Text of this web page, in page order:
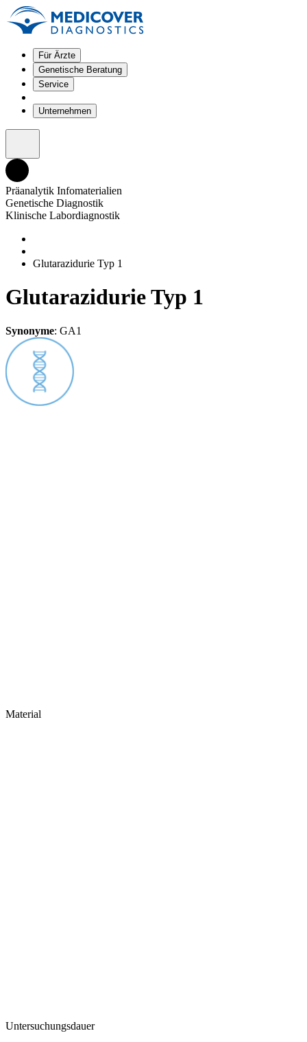
Für Ärzte
Genetische Beratung
Service
Unternehmen
Präanalytik Infomaterialien
Genetische Diagnostik
Klinische Labordiagnostik
Glutarazidurie Typ 1
Glutarazidurie Typ 1
Synonyme: GA1
Material
Untersuchungsdauer